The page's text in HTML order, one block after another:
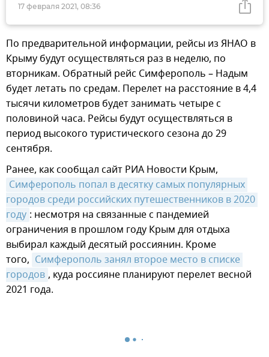
17 февраля 2021, 08:36
По предварительной информации, рейсы из ЯНАО в
Крыму будут осуществляться раз в неделю, по
вторникам. Обратный рейс Симферополь – Надым
будет летать по средам. Перелет на расстояние в 4,4
тысячи километров будет занимать четыре с
половиной часа. Рейсы будут осуществляться в
период высокого туристического сезона до 29
сентября.
Ранее, как сообщал сайт РИА Новости Крым,
Симферополь попал в десятку самых популярных
городов среди российских путешественников в 2020
году : несмотря на связанные с пандемией
ограничения в прошлом году Крым для отдыха
выбирал каждый десятый россиянин. Кроме
того, Симферополь занял второе место в списке
городов , куда россияне планируют перелет весной
2021 года.